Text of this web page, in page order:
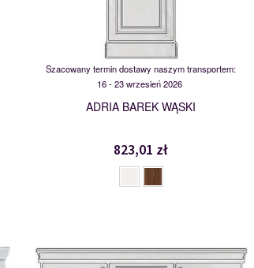
Szacowany termin dostawy naszym transportem:
16 - 23 wrzesień 2026
ADRIA BAREK WĄSKI
823,01 zł